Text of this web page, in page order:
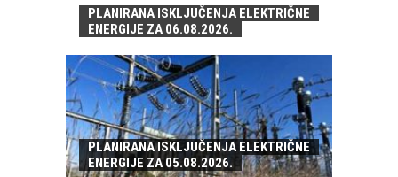
PLANIRANA ISKLJUČENJA ELEKTRIČNE
ENERGIJE ZA 06.08.2026.
PLANIRANA ISKLJUČENJA ELEKTRIČNE
ENERGIJE ZA 05.08.2026.